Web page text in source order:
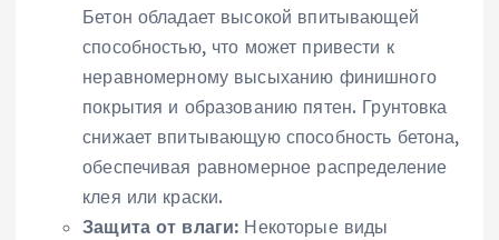
Бетон обладает высокой впитывающей
способностью, что может привести к
неравномерному высыханию финишного
покрытия и образованию пятен. Грунтовка
снижает впитывающую способность бетона,
обеспечивая равномерное распределение
клея или краски.
Защита от влаги: Некоторые виды